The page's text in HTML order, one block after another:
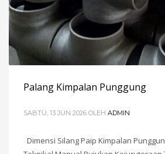
Palang Kimpalan Punggung
SABTU, 13 JUN 2026 OLEH ADMIN
Dimensi Silang Paip Kimpalan